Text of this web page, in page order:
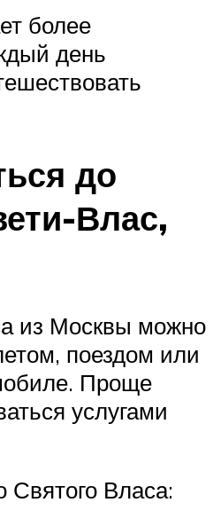
более
день
до
Влас,
из Москвы можно
поездом или
Проще
услугами
Святого Власа: